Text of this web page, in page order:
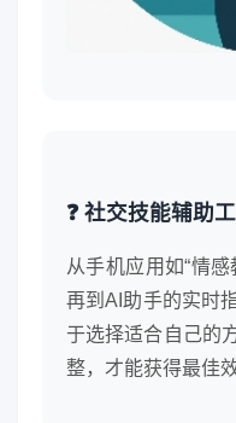
❓ 社交技能辅助
从手机应用如“情感
再到AI助手的实时
于选择适合自己的
整，才能获得最佳效